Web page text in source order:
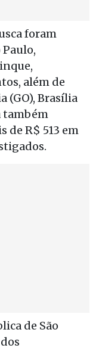
foram
além de
(GO), Brasília
também
de R$ 513 em
de São